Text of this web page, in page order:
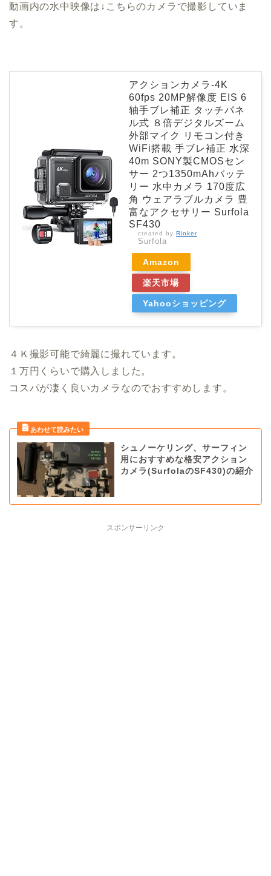
動画内の水中映像は↓こちらのカメラで撮影していま
す。
アクションカメラ-4K
60fps 20MP解像度 EIS 6
轴手ブレ補正 タッチパネ
ル式 ８倍デジタルズーム
外部マイク リモコン付き
WiFi搭載 手ブレ補正 水深
40m SONY製CMOSセン
サー 2つ1350mAhバッテ
リー 水中カメラ 170度広
角 ウェアラブルカメラ 豊
富なアクセサリー Surfola
SF430
created by Rinker
Surfola
Amazon
楽天市場
Yahooショッピング
４Ｋ撮影可能で綺麗に撮れています。
１万円くらいで購入しました。
コスパが凄く良いカメラなのでおすすめします。
シュノーケリング、サーフィン
用におすすめな格安アクション
カメラ(SurfolaのSF430)の紹介
スポンサーリンク